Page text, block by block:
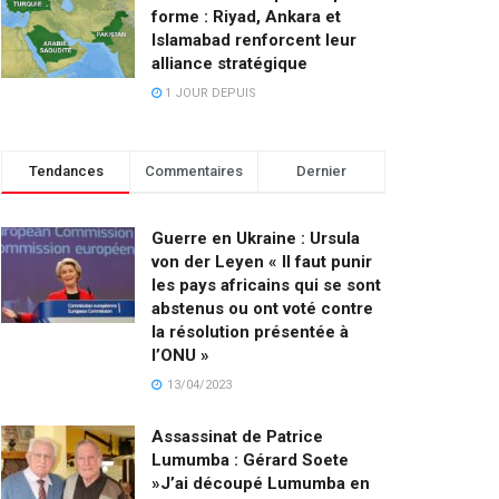
forme : Riyad, Ankara et
Islamabad renforcent leur
alliance stratégique
1 JOUR DEPUIS
Tendances Commentaires Dernier
Guerre en Ukraine : Ursula
von der Leyen « Il faut punir
les pays africains qui se sont
abstenus ou ont voté contre
la résolution présentée à
l’ONU »
13/04/2023
Assassinat de Patrice
Lumumba : Gérard Soete
»J’ai découpé Lumumba en